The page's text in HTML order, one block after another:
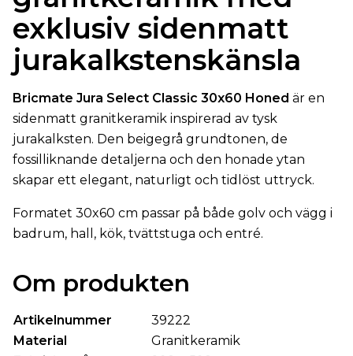
exklusiv sidenmatt
jurakalkstenskänsla
Bricmate Jura Select Classic 30x60 Honed är en
sidenmatt granitkeramik inspirerad av tysk
jurakalksten. Den beigegrå grundtonen, de
fossilliknande detaljerna och den honade ytan
skapar ett elegant, naturligt och tidlöst uttryck.
Formatet 30x60 cm passar på både golv och vägg i
badrum, hall, kök, tvättstuga och entré.
Om produkten
Artikelnummer
39222
Material
Granitkeramik